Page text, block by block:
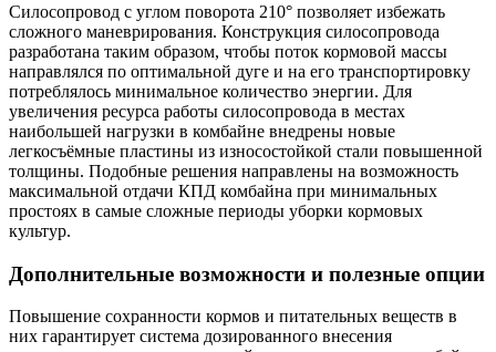
Силосопровод с углом поворота 210° позволяет избежать
сложного маневрирования. Конструкция силосопровода
разработана таким образом, чтобы поток кормовой массы
направлялся по оптимальной дуге и на его транспортировку
потреблялось минимальное количество энергии. Для
увеличения ресурса работы силосопровода в местах
наибольшей нагрузки в комбайне внедрены новые
легкосъёмные пластины из износостойкой стали повышенной
толщины. Подобные решения направлены на возможность
максимальной отдачи КПД комбайна при минимальных
простоях в самые сложные периоды уборки кормовых
культур.
Дополнительные возможности и полезные опции
Повышение сохранности кормов и питательных веществ в
них гарантирует система дозированного внесения